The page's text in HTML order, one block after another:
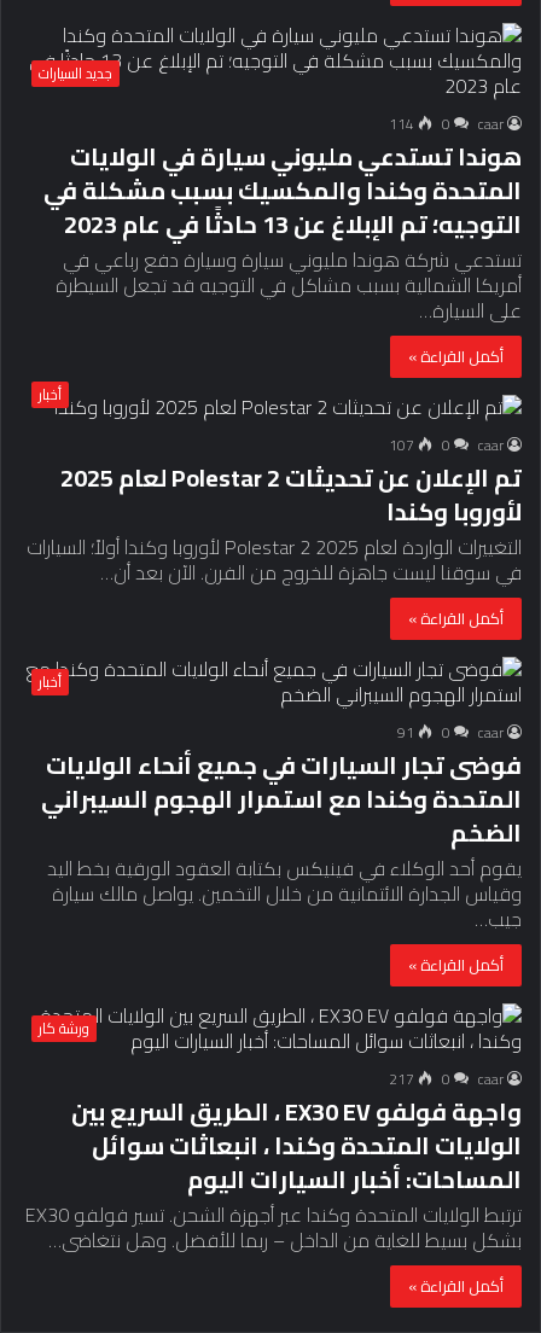
جديد السيارات
caar
0
114
هوندا تستدعي مليوني سيارة في الولايات
المتحدة وكندا والمكسيك بسبب مشكلة في
التوجيه؛ تم الإبلاغ عن 13 حادثًا في عام 2023
تستدعي شركة هوندا مليوني سيارة وسيارة دفع رباعي في
أمريكا الشمالية بسبب مشاكل في التوجيه قد تجعل السيطرة
على السيارة…
أكمل القراءة »
أخبار
caar
0
107
تم الإعلان عن تحديثات Polestar 2 لعام 2025
لأوروبا وكندا
التغييرات الواردة لعام 2025 Polestar 2 لأوروبا وكندا أولاً؛ السيارات
في سوقنا ليست جاهزة للخروج من الفرن. الآن بعد أن…
أكمل القراءة »
أخبار
caar
0
91
فوضى تجار السيارات في جميع أنحاء الولايات
المتحدة وكندا مع استمرار الهجوم السيبراني
الضخم
يقوم أحد الوكلاء في فينيكس بكتابة العقود الورقية بخط اليد
وقياس الجدارة الائتمانية من خلال التخمين. يواصل مالك سيارة
جيب…
أكمل القراءة »
ورشة كار
caar
0
217
واجهة فولفو EX30 EV ، الطريق السريع بين
الولايات المتحدة وكندا ، انبعاثات سوائل
المساحات: أخبار السيارات اليوم
ترتبط الولايات المتحدة وكندا عبر أجهزة الشحن. تسير فولفو EX30
بشكل بسيط للغاية من الداخل – ربما للأفضل. وهل نتغاضى…
أكمل القراءة »